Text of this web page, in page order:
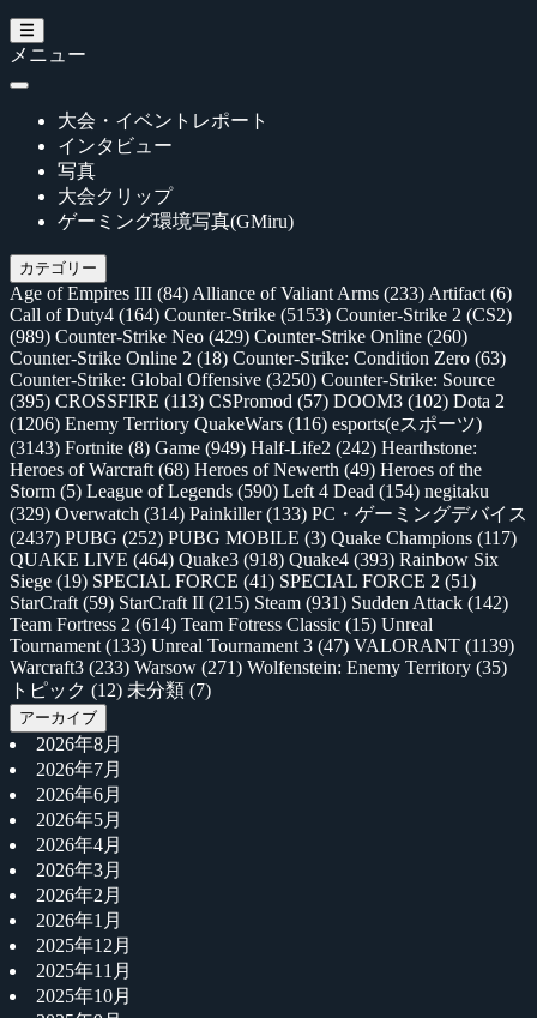
メニュー
大会・イベントレポート
インタビュー
写真
大会クリップ
ゲーミング環境写真(GMiru)
カテゴリー
Age of Empires III (84) Alliance of Valiant Arms (233) Artifact (6)
Call of Duty4 (164) Counter-Strike (5153) Counter-Strike 2 (CS2)
(989) Counter-Strike Neo (429) Counter-Strike Online (260)
Counter-Strike Online 2 (18) Counter-Strike: Condition Zero (63)
Counter-Strike: Global Offensive (3250) Counter-Strike: Source
(395) CROSSFIRE (113) CSPromod (57) DOOM3 (102) Dota 2
(1206) Enemy Territory QuakeWars (116) esports(eスポーツ)
(3143) Fortnite (8) Game (949) Half-Life2 (242) Hearthstone:
Heroes of Warcraft (68) Heroes of Newerth (49) Heroes of the
Storm (5) League of Legends (590) Left 4 Dead (154) negitaku
(329) Overwatch (314) Painkiller(133) PC・ゲーミングデバイス
(2437) PUBG (252) PUBG MOBILE (3) Quake Champions (117)
QUAKE LIVE (464) Quake3 (918) Quake4 (393) Rainbow Six
Siege (19) SPECIAL FORCE (41) SPECIAL FORCE 2 (51)
StarCraft (59) StarCraft II (215) Steam (931) Sudden Attack (142)
Team Fortress 2 (614) Team Fotress Classic (15) Unreal
Tournament (133) Unreal Tournament 3 (47) VALORANT (1139)
Warcraft3 (233) Warsow (271) Wolfenstein: Enemy Territory (35)
トピック (12) 未分類 (7)
アーカイブ
2026年8月
2026年7月
2026年6月
2026年5月
2026年4月
2026年3月
2026年2月
2026年1月
2025年12月
2025年11月
2025年10月